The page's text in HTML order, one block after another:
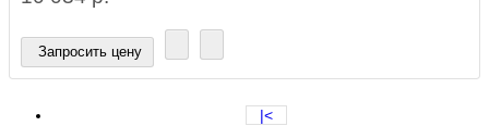
Запросить цену
|<